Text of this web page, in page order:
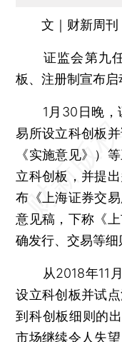
文｜财新周
证监会第九
板、注册制宣布启
1月30日晚，
易所设立科创板
《实施意见》）
立科创板，并提
布《上海证券交
意见稿，下称《
确发行、交易等细
从2018年11月
设立科创板并试
到科创板细则的
市场继续令人失